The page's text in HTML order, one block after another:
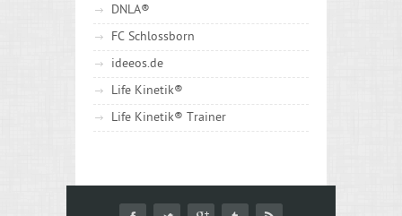
DNLA®
FC Schlossborn
ideeos.de
Life Kinetik®
Life Kinetik® Trainer